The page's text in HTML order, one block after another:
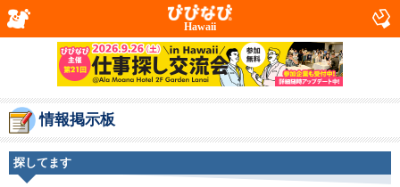
Hawaii
情報掲示板
探してます